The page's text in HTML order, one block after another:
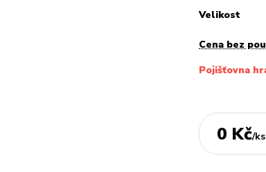
Velikost
Cena bez
Pojišťovna
0 Kč/ks